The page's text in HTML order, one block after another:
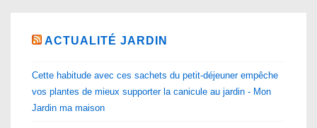
ACTUALITÉ JARDIN
Cette habitude avec ces sachets du petit-déjeuner empêche
vos plantes de mieux supporter la canicule au jardin - Mon
Jardin ma maison